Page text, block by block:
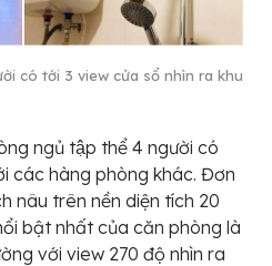
có tới 3 view cửa sổ nhìn ra khu
ngủ tập thể 4 người có
các hàng phòng khác. Đơn
nâu trên nền diện tích 20
bật nhất của căn phòng là
với view 270 độ nhìn ra